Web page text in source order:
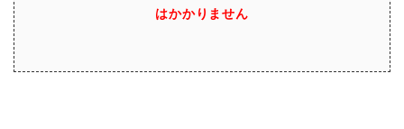
はかかりません